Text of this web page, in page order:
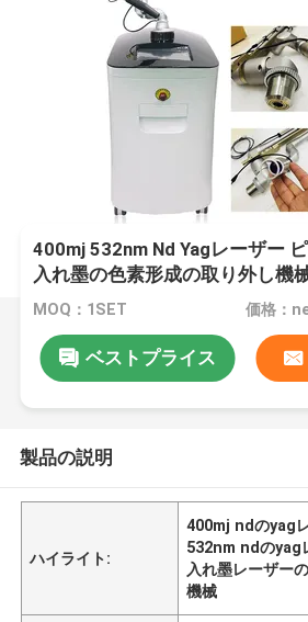
400mj 532nm Nd Yagレーザー
入れ墨の色素形成の取り外し機
MOQ：1SET 価格：
ベストプライス
製品の説明
ハイライト:
400mj ndのyag
532nm ndのyag
入れ墨レーザー
機械